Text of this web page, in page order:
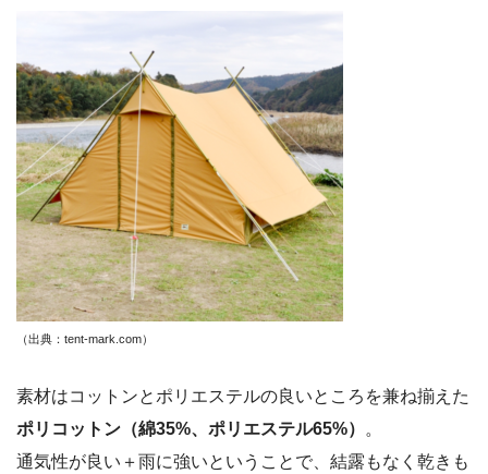
（出典：tent-mark.com）
素材はコットンとポリエステルの良いところを兼ね揃えた
ポリコットン（綿35%、ポリエステル65%）
。
通気性が良い＋雨に強いということで、結露もなく乾きも